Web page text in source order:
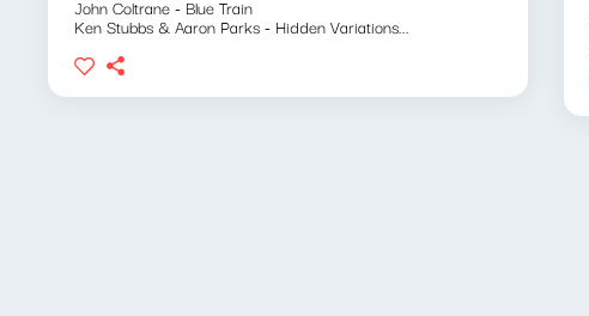
John Coltrane - Blue Train
Ken Stubbs & Aaron Parks - Hidden Variations...